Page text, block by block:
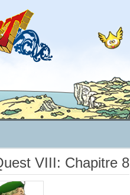
VIII: Chapitre 8